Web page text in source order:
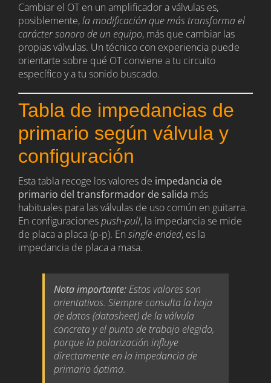
Cambiar el OT en un amplificador a válvulas es,
posiblemente,la modificación que más transforma el
carácter sonoro de un equipo, más que cambiar las
propias válvulas. Un técnico con experiencia puede
orientarte sobre qué OT conviene a tu circuito
específico y a tu sonido buscado.
Tabla de impedancias de
primario según válvula y
configuración
Esta tabla recoge los valores de impedancia de
primario del transformador de salida más
habituales para las válvulas de uso común en guitarra.
En configuracionespush-pull, la impedancia se mide
de placa a placa (p-p). En single-ended, es la
impedancia de placa a masa.
Nota importante:Estos valores son
orientativos. Siempre consulta la hoja
de datos (datasheet) de la válvula
concreta y el punto de trabajo elegido,
porque la polarización influye
directamente en la impedancia de
primario óptima.